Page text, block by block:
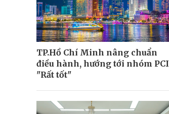
TP.Hồ Chí Minh nâng chuẩn
điều hành, hướng tới nhóm PCI
"Rất tốt"